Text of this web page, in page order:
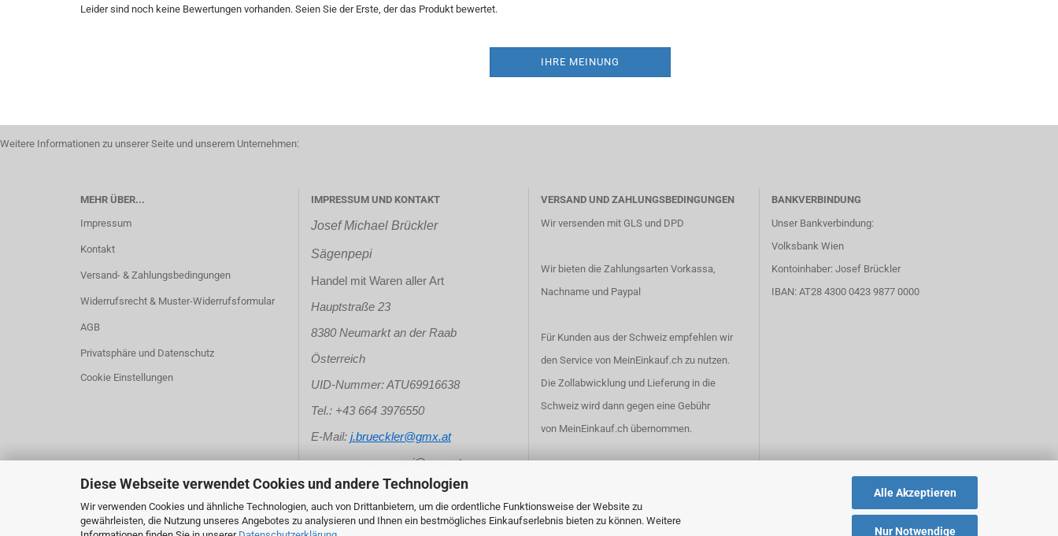
Diese Webseite verwendet Cookies und andere Technologien
Wir verwenden Cookies und ähnliche Technologien, auch von Drittanbietern, um die ordentliche Funktionsweise der Website zu
gewährleisten, die Nutzung unseres Angebotes zu analysieren und Ihnen ein bestmögliches Einkaufserlebnis bieten zu können. Weitere
Alle Akzeptieren
Nur Notwendige
Leider sind noch keine Bewertungen vorhanden. Seien Sie der Erste, der das Produkt bewertet.
IHRE MEINUNG
Weitere Informationen zu unserer Seite und unserem Unternehmen:
MEHR ÜBER...
Impressum
Kontakt
Versand- & Zahlungsbedingungen
Widerrufsrecht & Muster-Widerrufsformular
AGB
Privatsphäre und Datenschutz
Cookie Einstellungen
IMPRESSUM UND KONTAKT
Josef Michael Brückler
Sägenpepi
Handel mit Waren aller Art
Hauptstraße 23
8380 Neumarkt an der Raab
Österreich
UID-Nummer: ATU69916638
Tel.: +43 664 3976550
E-Mail: j.brueckler@gmx.at
saegenpepi@gmx.at
VERSAND UND ZAHLUNGSBEDINGUNGEN
Wir versenden mit GLS und DPD
Wir bieten die Zahlungsarten Vorkassa,
Nachname und Paypal
Für Kunden aus der Schweiz empfehlen wir
den Service von MeinEinkauf.ch zu nutzen.
Die Zollabwicklung und Lieferung in die
Schweiz wird dann gegen eine Gebühr
von MeinEinkauf.ch übernommen.
BANKVERBINDUNG
Unser Bankverbindung:
Volksbank Wien
Kontoinhaber: Josef Brückler
IBAN: AT28 4300 0423 9877 0000